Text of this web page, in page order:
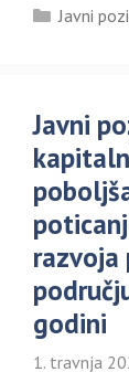
Javni
Javni
razvoja
godini
1. travnja